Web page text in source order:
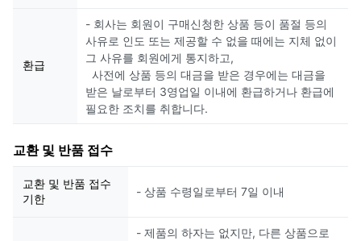
환급
- 회사는 회원이 구매신청한 상품 등이 품절 등의
사유로 인도 또는 제공할 수 없을 때에는 지체 없이
그 사유를 회원에게 통지하고,
사전에 상품 등의 대금을 받은 경우에는 대금을
받은 날로부터 3영업일 이내에 환급하거나 환급에
필요한 조치를 취합니다.
교환 및 반품 접수
교환 및 반품 접수
기한
- 상품 수령일로부터 7일 이내
- 제품의 하자는 없지만, 다른 상품으로